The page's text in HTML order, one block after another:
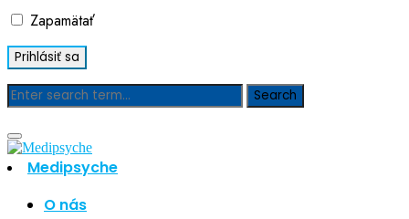
Zapamätať
Medipsyche
O nás
Blog
Hľadať